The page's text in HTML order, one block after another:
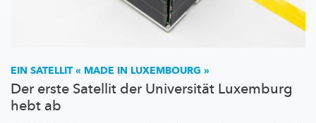
EIN SATELLIT « MADE IN LUXEMBOURG »
Der erste Satellit der Universität Luxemburg
hebt ab